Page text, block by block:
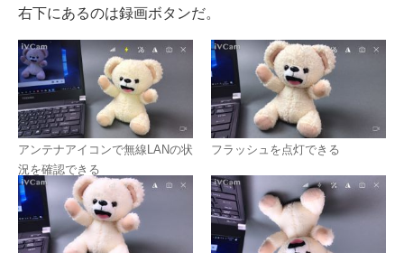
右下にあるのは録画ボタンだ。
アンテナアイコンで無線LANの状
況を確認できる
フラッシュを点灯できる